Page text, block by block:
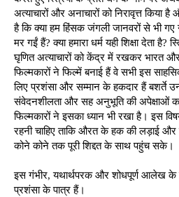
अत्याचारों और अनाचारों को निरावृत्त किया
है कि क्या हम हिंसक जंगली जानवरों से भी
मर गईं हैं? क्या हमारा धर्म यही शिक्षा देता है?
घृणित अत्याचारों को केंद्र में रखकर भारत
फिल्मकारों ने फिल्में बनाई हैं वे सभी इस
लिए प्रशंसा और सम्मान के हकदार हैं बशर्ते
संवेदनशीलता और सह अनुभूति की अपेक्षाओं
फिल्मकारों ने इसका ध्यान भी रखा है। इस
रहनी चाहिए ताकि औरत के हक की लड़ाई
कोने कोने तक पूरी शिद्दत के साथ पहुंच सके।
इस गंभीर, यथार्थपरक और शोधपूर्ण आलेख के
प्रशंसा के पात्र हैं।